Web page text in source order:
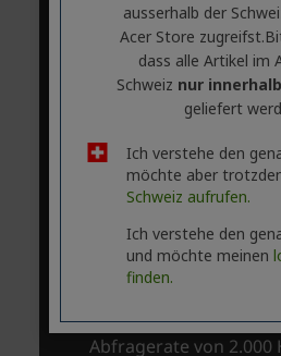
ausserhalb ​der
Acer Store
dass alle Artikel im
Schweiz nur innerhalb
geliefert
Ich verstehe den
möchte aber
Schweiz aufrufen.
Ich verstehe den
und möchte meinen
finden.